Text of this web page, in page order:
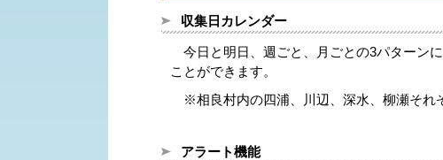
収集日カレンダー
今日と明日、週ごと、月ごとの3パターン
ことができます。
※相良村内の四浦、川辺、深水、柳瀬それ
アラート機能